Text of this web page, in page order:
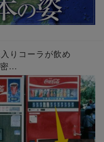
りコーラが飲め
密…